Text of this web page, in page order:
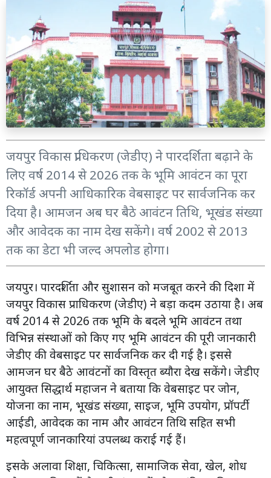
जयपुर विकास प्राधिकरण (जेडीए) ने पारदर्शिता बढ़ाने के
लिए वर्ष 2014 से 2026 तक के भूमि आवंटन का पूरा
रिकॉर्ड अपनी आधिकारिक वेबसाइट पर सार्वजनिक कर
दिया है। आमजन अब घर बैठे आवंटन तिथि, भूखंड संख्या
और आवेदक का नाम देख सकेंगे। वर्ष 2002 से 2013
तक का डेटा भी जल्द अपलोड होगा।
जयपुर। पारदर्शिता और सुशासन को मजबूत करने की दिशा में
जयपुर विकास प्राधिकरण (जेडीए) ने बड़ा कदम उठाया है। अब
वर्ष 2014 से 2026 तक भूमि के बदले भूमि आवंटन तथा
विभिन्न संस्थाओं को किए गए भूमि आवंटन की पूरी जानकारी
जेडीए की वेबसाइट पर सार्वजनिक कर दी गई है। इससे
आमजन घर बैठे आवंटनों का विस्तृत ब्यौरा देख सकेंगे। जेडीए
आयुक्त सिद्धार्थ महाजन ने बताया कि वेबसाइट पर जोन,
योजना का नाम, भूखंड संख्या, साइज, भूमि उपयोग, प्रॉपर्टी
आईडी, आवेदक का नाम और आवंटन तिथि सहित सभी
महत्वपूर्ण जानकारियां उपलब्ध कराई गई हैं।
इसके अलावा शिक्षा, चिकित्सा, सामाजिक सेवा, खेल, शोध